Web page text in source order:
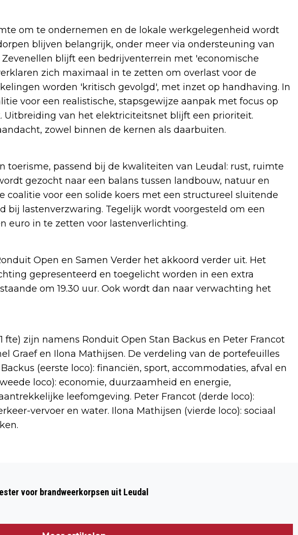
om te ondernemen en de lokale werkgelegenheid wordt
blijven belangrijk, onder meer via ondersteuning van
blijft een bedrijventerrein met 'economische
zich maximaal in te zetten om overlast voor de
worden 'kritisch gevolgd', met inzet op handhaving. In
voor een realistische, stapsgewijze aanpak met focus op
Uitbreiding van het elektriciteitsnet blijft een prioriteit.
zowel binnen de kernen als daarbuiten.
toerisme, passend bij de kwaliteiten van Leudal: rust, ruimte
gezocht naar een balans tussen landbouw, natuur en
coalitie voor een solide koers met een structureel sluitende
bij lastenverzwaring. Tegelijk wordt voorgesteld om een
euro in te zetten voor lastenverlichting.
Open en Samen Verder het akkoord verder uit. Het
gepresenteerd en toegelicht worden in een extra
om 19.30 uur. Ook wordt dan naar verwachting het
fte) zijn namens Ronduit Open Stan Backus en Peter Francot
Graef en Ilona Mathijsen. De verdeling van de portefeuilles
(eerste loco): financiën, sport, accommodaties, afval en
loco): economie, duurzaamheid en energie,
leefomgeving. Peter Francot (derde loco):
vervoer en water. Ilona Mathijsen (vierde loco): sociaal
EN DE
HECKE HOUBEN NOTARISSEN
voor brandweerkorpsen uit Leudal